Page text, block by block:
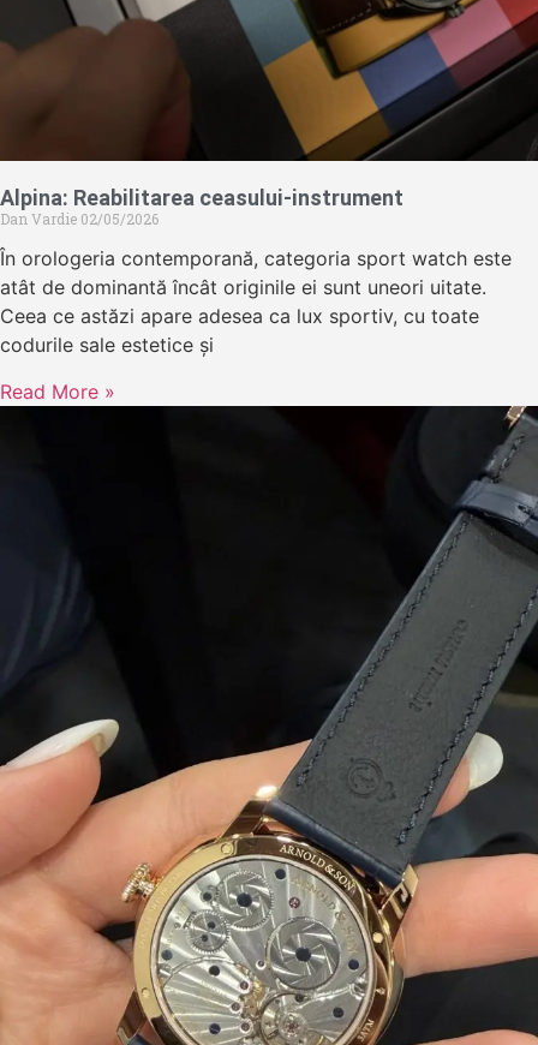
Alpina: Reabilitarea ceasului-instrument
Dan Vardie 02/05/2026
În orologeria contemporană, categoria sport watch este
atât de dominantă încât originile ei sunt uneori uitate.
Ceea ce astăzi apare adesea ca lux sportiv, cu toate
codurile sale estetice și
Read More »